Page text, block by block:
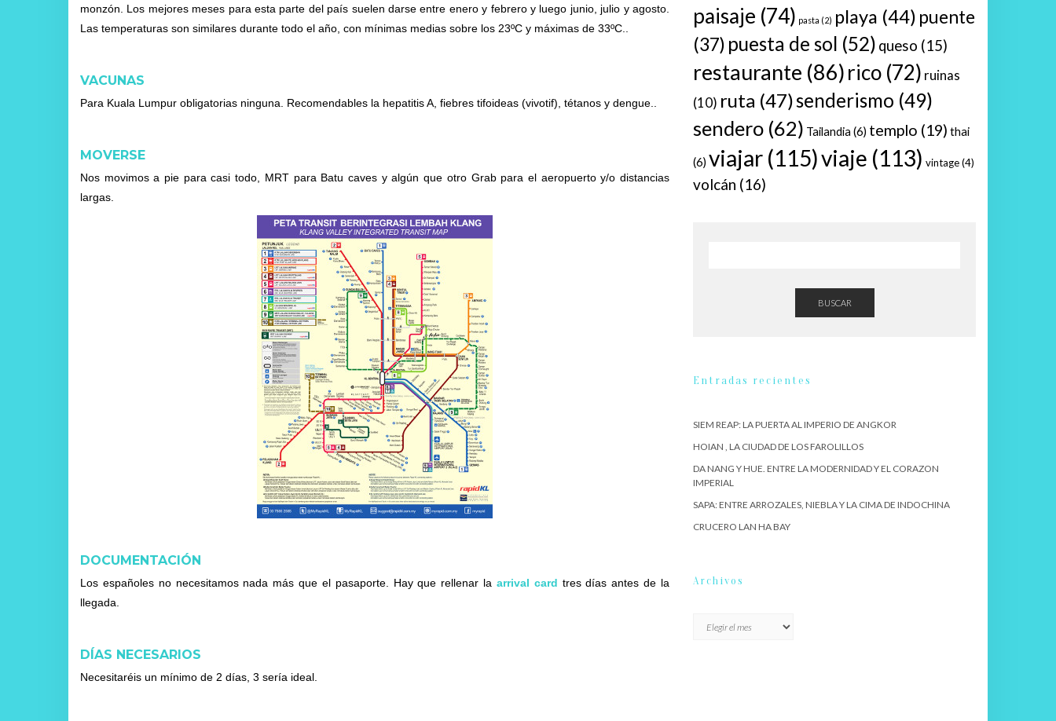
monzón. Los mejores meses para esta parte del país suelen darse entre enero y febrero y luego junio, julio y agosto.
Las temperaturas son similares durante todo el año, con mínimas medias sobre los 23ºC y máximas de 33ºC..
VACUNAS
Para Kuala Lumpur obligatorias ninguna. Recomendables la hepatitis A, fiebres tifoideas (vivotif), tétanos y dengue..
MOVERSE
Nos movimos a pie para casi todo, MRT para Batu caves y algún que otro Grab para el aeropuerto y/o distancias
largas.
DOCUMENTACIÓN
Los españoles no necesitamos nada más que el pasaporte. Hay que rellenar la arrival card tres días antes de la
llegada.
DÍAS NECESARIOS
Necesitaréis un mínimo de 2 días, 3 sería ideal.
paisaje (74) pasta (2) playa (44) puente
(37) puesta de sol (52) queso (15)
restaurante (86)rico (72) ruinas
(10) ruta (47)senderismo (49)
sendero (62) Tailandia (6) templo (19) thai
(6) viajar (115)viaje (113) vintage(4)
volcán (16)
BUSCAR
Entradas recientes
SIEM REAP: LA PUERTA AL IMPERIO DE ANGKOR
HOIAN , LA CIUDAD DE LOS FAROLILLOS
DA NANG Y HUE. ENTRE LA MODERNIDAD Y EL CORAZON
IMPERIAL
SAPA: ENTRE ARROZALES, NIEBLA Y LA CIMA DE INDOCHINA
CRUCERO LAN HA BAY
Archivos